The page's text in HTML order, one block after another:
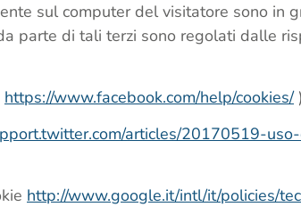
sul computer del visitatore sono in
parte di tali terzi sono regolati dalle
https://www.facebook.com/help/cookies/
articles/20170519-
http://www.google.it/intl/it/policies/